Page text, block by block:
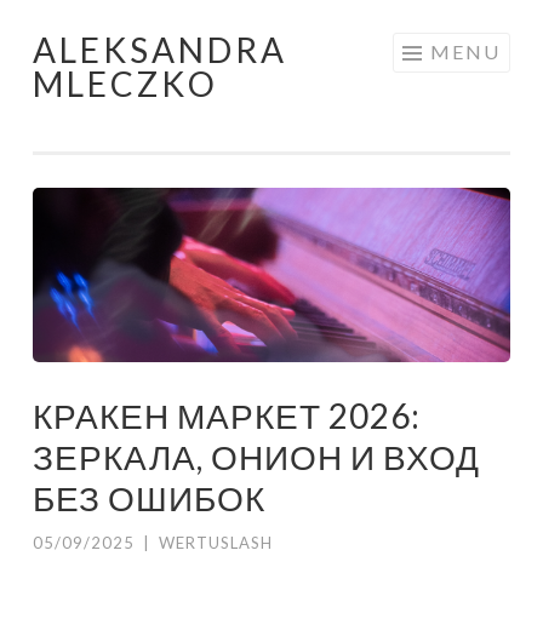
Skip to content
ALEKSANDRA
MLECZKO
MENU
КРАКЕН МАРКЕТ 2026:
ЗЕРКАЛА, ОНИОН И ВХОД
БЕЗ ОШИБОК
05/09/2025 WERTUSLASH